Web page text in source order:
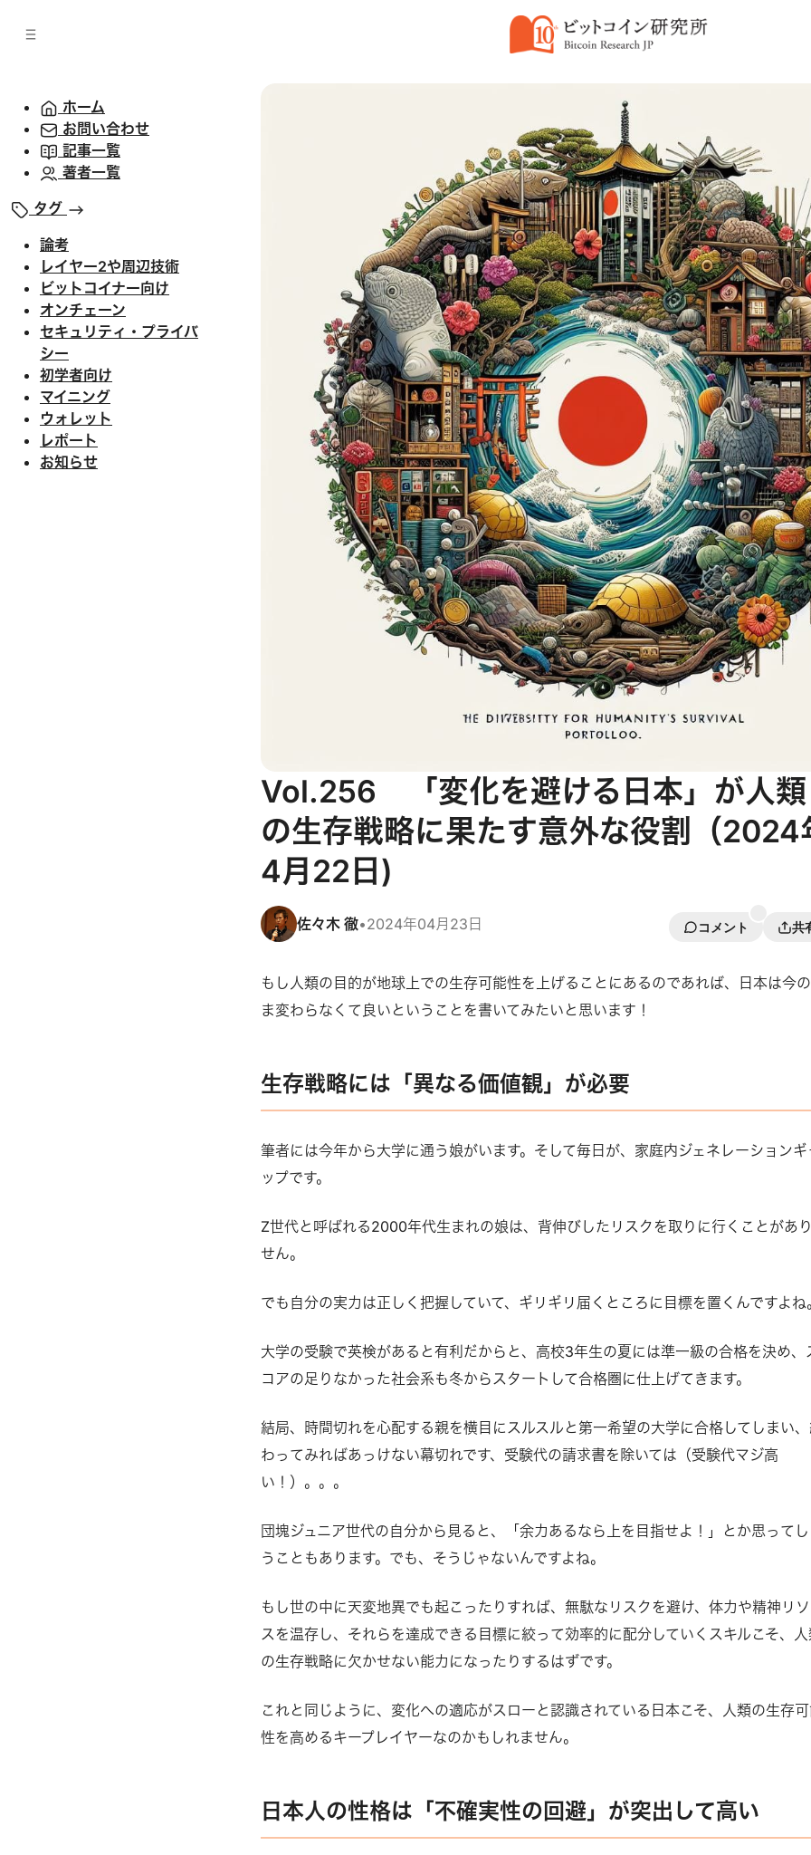
ホーム
お問い合わせ
記事一覧
著者一覧
タグ
論考
レイヤー2や周辺技術
ビットコイナー向け
オンチェーン
セキュリティ・プライバ
シー
初学者向け
マイニング
ウォレット
レポート
お知らせ
Vol.256 「変化を避ける日本」が人類
の生存戦略に果たす意外な役割（2024
4月22日)
佐々木 徹•2024年04月23日 コメント 共
もし人類の目的が地球上での生存可能性を上げることにあるのであれば、日本は今
ま変わらなくて良いということを書いてみたいと思います！
生存戦略には「異なる価値観」が必要
筆者には今年から大学に通う娘がいます。そして毎日が、家庭内ジェネレーションギ
ップです。
Z世代と呼ばれる2000年代生まれの娘は、背伸びしたリスクを取りに行くことがあ
せん。
でも自分の実力は正しく把握していて、ギリギリ届くところに目標を置くんですよね
大学の受験で英検があると有利だからと、高校3年生の夏には準一級の合格を決め、
コアの足りなかった社会系も冬からスタートして合格圏に仕上げてきます。
結局、時間切れを心配する親を横目にスルスルと第一希望の大学に合格してしまい
わってみればあっけない幕切れです、受験代の請求書を除いては（受験代マジ高
い！）。。。
団塊ジュニア世代の自分から見ると、「余力あるなら上を目指せよ！」とか思ってし
うこともあります。でも、そうじゃないんですよね。
もし世の中に天変地異でも起こったりすれば、無駄なリスクを避け、体力や精神リ
スを温存し、それらを達成できる目標に絞って効率的に配分していくスキルこそ、
の生存戦略に欠かせない能力になったりするはずです。
これと同じように、変化への適応がスローと認識されている日本こそ、人類の生存
性を高めるキープレイヤーなのかもしれません。
日本人の性格は「不確実性の回避」が突出して高い